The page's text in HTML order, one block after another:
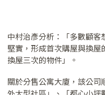
中村治彥分析：「多數顧
堅實，形成首次購屋與換
換屋三次的物件」。
關於分售公寓大廈，該公